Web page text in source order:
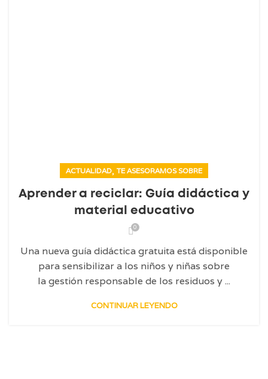
ACTUALIDAD, TE ASESORAMOS SOBRE
Aprender a reciclar: Guía didáctica y
material educativo
0
Una nueva guía didáctica gratuita está disponible
para sensibilizar a los niños y niñas sobre
la gestión responsable de los residuos y ...
CONTINUAR LEYENDO